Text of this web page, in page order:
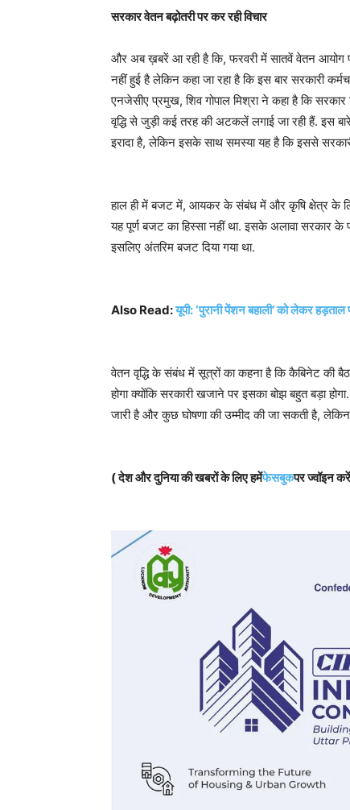
सरकार वेतन बढ़ोतरी पर कर रही विचार
और अब ख़बरें आ रही है कि, फरवरी में सातवें वेतन आयोग
नहीं हुई है लेकिन कहा जा रहा है कि इस बार सरकारी
एनजेसीए प्रमुख, शिव गोपाल मिश्रा ने कहा है कि
वृद्धि से जुड़ी कई तरह की अटकलें लगाई जा रही हैं. इस
इरादा है, लेकिन इसके साथ समस्या यह है कि इससे
हाल ही में बजट में, आयकर के संबंध में और कृषि क्षेत्र के
यह पूर्ण बजट का हिस्सा नहीं था. इसके अलावा सरकार
इसलिए अंतरिम बजट दिया गया था.
Also Read:यूपी: ‘पुरानी पेंशन बहाली’ को लेकर
वेतन वृद्धि के संबंध में सूत्रों का कहना है कि कैबिनेट की
होगा क्योंकि सरकारी खजाने पर इसका बोझ बहुत बड़ा
जारी है और कुछ घोषणा की उम्मीद की जा सकती है,
( देश और दुनिया की खबरों के लिए हमेंफेसबुकपर ज्वॉइन